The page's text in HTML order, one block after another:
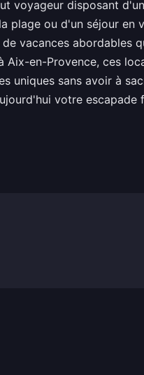
voyageur disposant
plage ou d'un séjour en
vacances abordables
Aix-en-Provence, ces
uniques sans avoir à
votre escapade